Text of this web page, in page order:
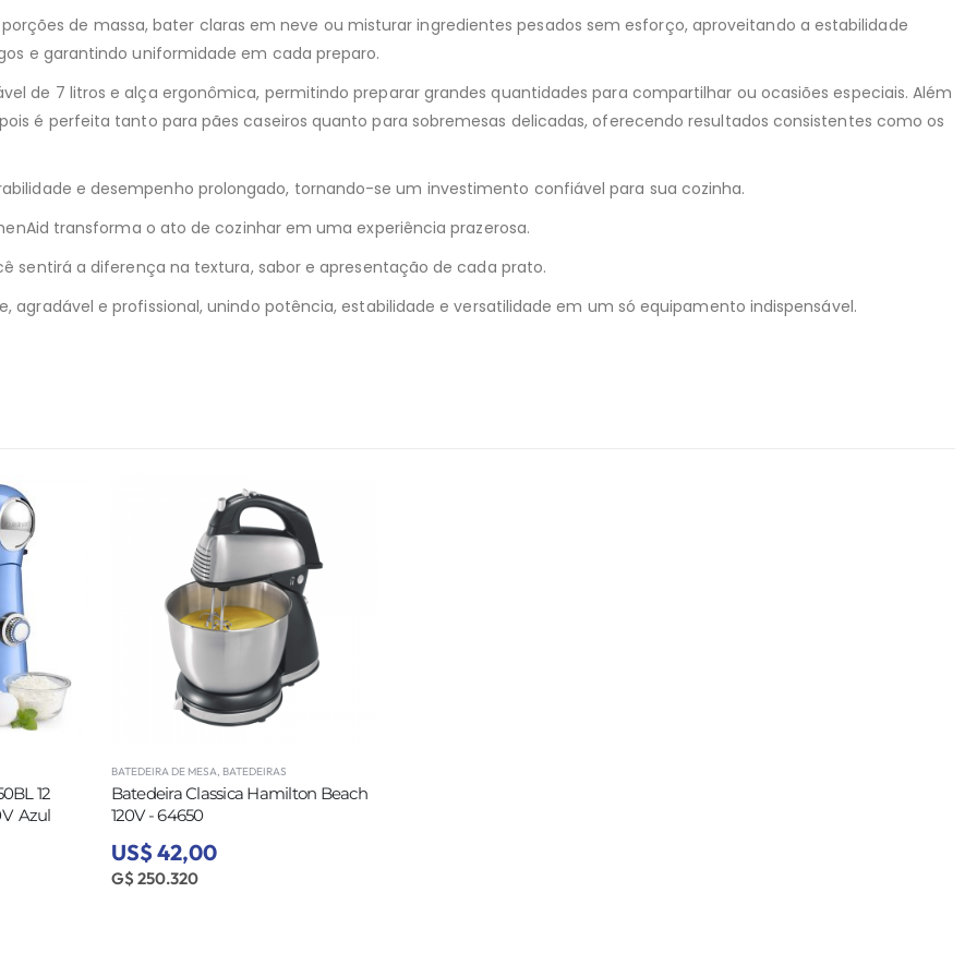
de massa, bater claras em neve ou misturar ingredientes pesados sem esforço, aproveitando a estabilidade
e garantindo uniformidade em cada preparo.
de 7 litros e alça ergonômica, permitindo preparar grandes quantidades para compartilhar ou ocasiões especiais. Além
é perfeita tanto para pães caseiros quanto para sobremesas delicadas, oferecendo resultados consistentes como os
e desempenho prolongado, tornando-se um investimento confiável para sua cozinha.
transforma o ato de cozinhar em uma experiência prazerosa.
sentirá a diferença na textura, sabor e apresentação de cada prato.
agradável e profissional, unindo potência, estabilidade e versatilidade em um só equipamento indispensável.
12
 Azul
BATEDEIRA DE MESA, BATEDEIRAS
Batedeira Classica Hamilton Beach
120V - 64650
US$ 42,00
G$ 250.320